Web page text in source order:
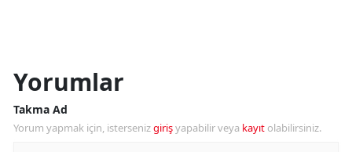
Yorumlar
Takma Ad
Yorum yapmak için, istersenizgirişyapabilir veya kayıt olabilirsiniz.